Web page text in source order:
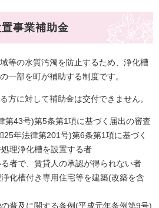
事業補助金
等の水質汚濁を防止するため、浄化槽
一部を町が補助する制度です。
方に対して補助金は交付できません。
第43号)第5条第1項に基づく届出の審査
25年法律第201号)第6条第1項に基づく
理浄化槽を設置する者
者で、賃貸人の承認が得られない者
化槽付き専用住宅等を建築(改築を含
普及に関する条例(平成元年条例第9号)